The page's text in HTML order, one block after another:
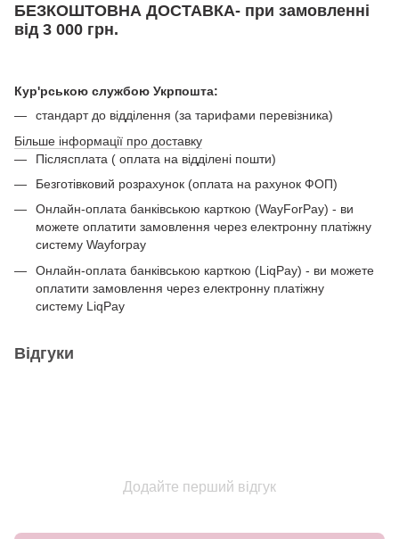
БЕЗКОШТОВНА ДОСТАВКА- при замовленні
від 3 000 грн.
Кур'рською службою Укрпошта:
стандарт до відділення (за тарифами перевізника)
Більше інформації про доставку
Післясплата ( оплата на відділені пошти)
Безготівковий розрахунок (оплата на рахунок ФОП)
Онлайн-оплата банківською карткою (WayForPay) - ви
можете оплатити замовлення через електронну платіжну
систему Wayforpay
Онлайн-оплата банківською карткою (LiqPay) - ви можете
оплатити замовлення через електронну платіжну
систему LiqPay
Відгуки
Додайте перший відгук